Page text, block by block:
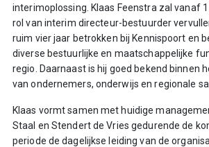
interimoplossing. Klaas Feenstra zal vanaf
rol van interim directeur-bestuurder
ruim vier jaar betrokken bij Kennispoort en
diverse bestuurlijke en maatschappelijke
regio. Daarnaast is hij goed bekend binnen
van ondernemers, onderwijs en regionale
Klaas vormt samen met huidige
Staal en Stendert de Vries gedurende de
periode de dagelijkse leiding van de